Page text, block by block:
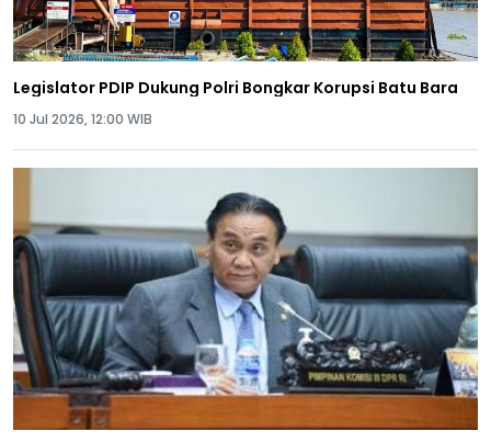
Legislator PDIP Dukung Polri Bongkar Korupsi Batu Bara
10 Jul 2026, 12:00 WIB